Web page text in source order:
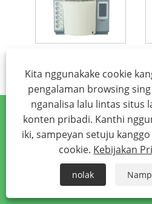
Hubungi kita
Kita nggunakake cookie
pengalaman browsing
nganalisa lalu lintas situs
konten pribadi. Kanthi
iki, sampeyan setuju
cookie. Kebijakan
nolak